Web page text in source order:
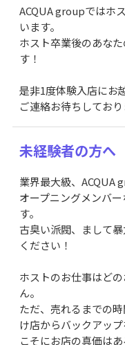
ACQUA groupではホ
います。
ホスト卒業後のあな
す！
是非1度体験入店にお
ご連絡お待ちしており
未経験者の方へ
業界最大級、ACQUA
オープニングメンバ
す。
古臭い派閥、まして
ください！
ホストのお仕事はど
ん。
ただ、売れるまでの
け店からバックアッ
こそにお店の真価はあ